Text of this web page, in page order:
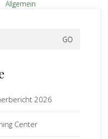
Allgemein
2026
Center